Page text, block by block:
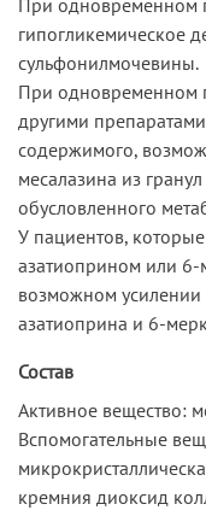
гипогликемическое
сульфонилмочевины.
При одновременном
другими
содержимого,
месалазина из
обусловленного
У пациентов,
азатиоприном или 6-
возможном усилении
азатиоприна и 6-
Состав
Активное вещество:
Вспомогательные
кремния диоксид